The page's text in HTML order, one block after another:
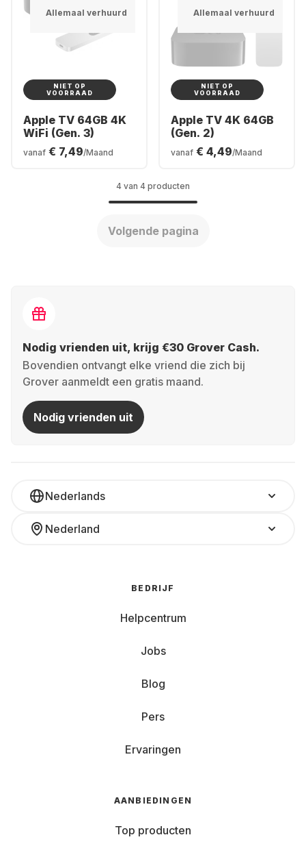
Allemaal verhuurd
NIET OP
VOORRAAD
Apple TV 64GB 4K
WiFi (Gen. 3)
vanaf € 7,49/Maand
Allemaal verhuurd
NIET OP
VOORRAAD
Apple TV 4K 64GB
(Gen. 2)
vanaf € 4,49/Maand
4 van 4 producten
Volgende pagina
Nodig vrienden uit, krijg €30 Grover Cash.
Bovendien ontvangt elke vriend die zich bij
Grover aanmeldt een gratis maand.
Nodig vrienden uit
Nederlands
Nederland
BEDRIJF
Helpcentrum
Jobs
Blog
Pers
Ervaringen
AANBIEDINGEN
Top producten